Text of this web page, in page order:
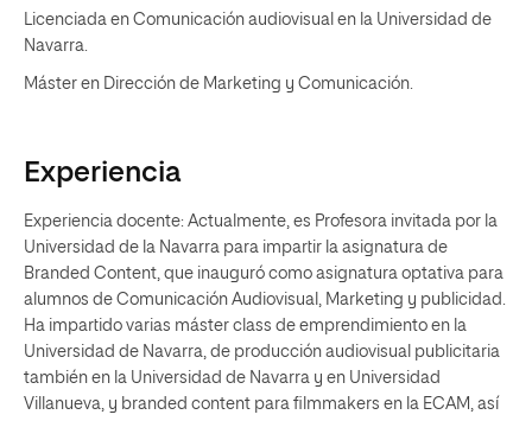
Licenciada en Comunicación audiovisual en la Universidad de
Navarra.
Máster en Dirección de Marketing y Comunicación.
Experiencia
Experiencia docente: Actualmente, es Profesora invitada por la
Universidad de la Navarra para impartir la asignatura de
Branded Content, que inauguró como asignatura optativa para
alumnos de Comunicación Audiovisual, Marketing y publicidad.
Ha impartido varias máster class de emprendimiento en la
Universidad de Navarra, de producción audiovisual publicitaria
también en la Universidad de Navarra y en Universidad
Villanueva, y branded content para filmmakers en la ECAM, así